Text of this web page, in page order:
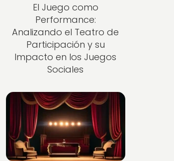
El Juego como
Performance:
Analizando el Teatro de
Participación y su
Impacto en los Juegos
Sociales